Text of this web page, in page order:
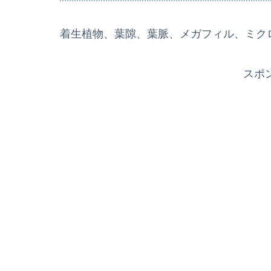
着生植物、葉隙、葉脈、メガフィル、ミク
スポ